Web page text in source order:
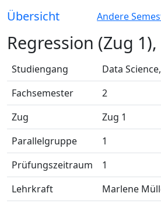
Übersicht Andere
Regression (Zug 1),
Studiengang
Data
Fachsemester
2
Zug
Zug 1
Parallelgruppe
1
Prüfungszeitraum
1
Lehrkraft
Marlene